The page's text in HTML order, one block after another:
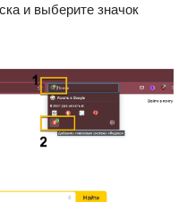
и выберите значок